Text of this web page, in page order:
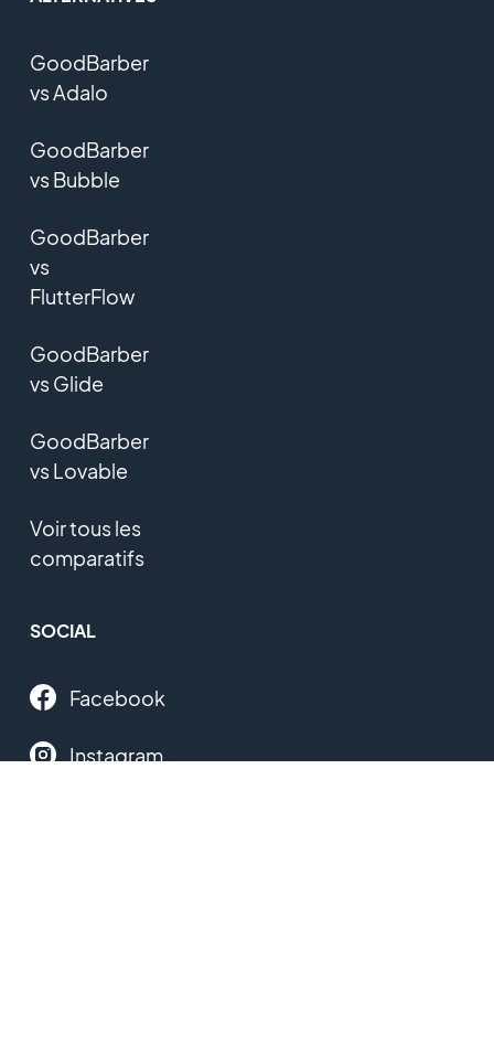
GoodBarber
vs Adalo
GoodBarber
vs Bubble
GoodBarber
vs
FlutterFlow
GoodBarber
vs Glide
GoodBarber
vs Lovable
Voir tous les
comparatifs
SOCIAL
Facebook
Instagram